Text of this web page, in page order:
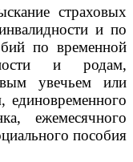
страховых
и по
по временной
и родам,
увечьем или
единовременного
ежемесячного
пособия